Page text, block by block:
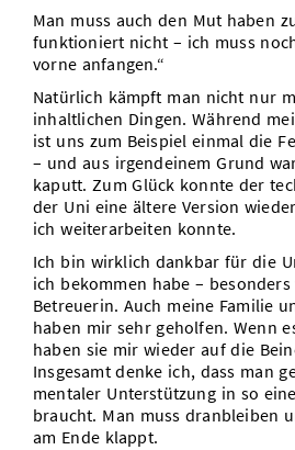
Man muss auch den Mut haben
funktioniert nicht – ich muss
vorne anfangen.“
Natürlich kämpft man nicht nur
inhaltlichen Dingen. Während
ist uns zum Beispiel einmal die
– und aus irgendeinem Grund
kaputt. Zum Glück konnte der
der Uni eine ältere Version
ich weiterarbeiten konnte.
Ich bin wirklich dankbar für die
ich bekommen habe –
Betreuerin. Auch meine Familie
haben mir sehr geholfen. Wenn
haben sie mir wieder auf die
Insgesamt denke ich, dass man
mentaler Unterstützung in so
braucht. Man muss dranbleiben
am Ende klappt.